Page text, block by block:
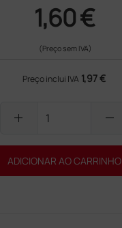
1,60 €
(Preço sem IVA)
Preço inclui IVA 1,97 €
add remove
ADICIONAR AO CARRINHO